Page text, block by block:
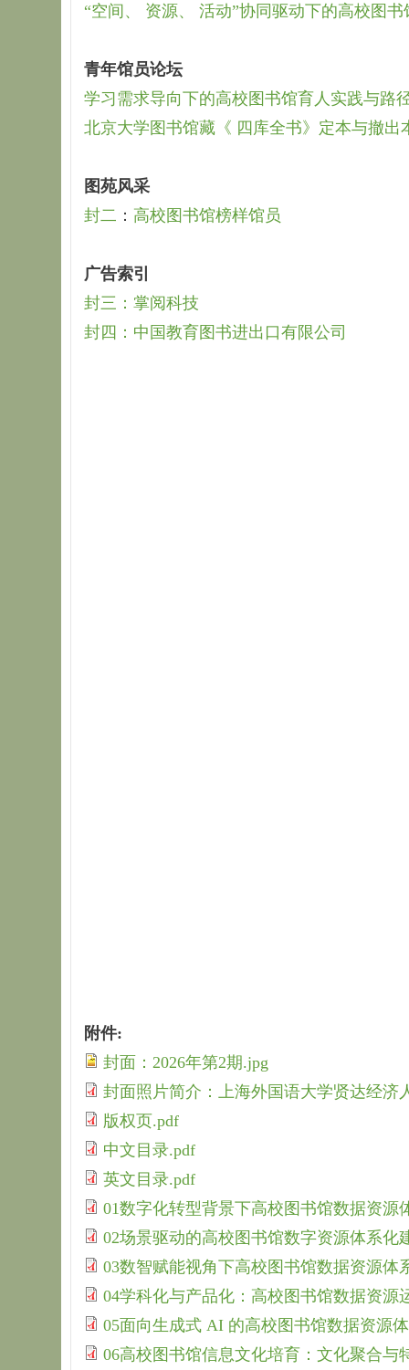
“空间、 资源、 活动”协同驱动下的高校图
青年馆员论坛
学习需求导向下的高校图书馆育人实践与路
北京大学图书馆藏《 四库全书》定本与撤出
图苑风采
封二 ： 高校图书馆榜样馆员
广告索引
封三：掌阅科技
封四：中国教育图书进出口有限公司
附件:
封面：2026年第2期.jpg
封面照片简介：上海外国语大学贤达经济
版权页.pdf
中文目录.pdf
英文目录.pdf
01数字化转型背景下高校图书馆数据资
02场景驱动的高校图书馆数字资源体系
03数智赋能视角下高校图书馆数据资源
04学科化与产品化：高校图书馆数据资
05面向生成式 AI 的高校图书馆数据资源
06高校图书馆信息文化培育：文化聚合与